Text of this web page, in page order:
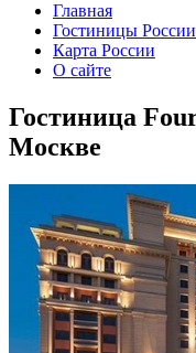
Главная
Гостиницы России
Карта России
О сайте
Гостиница
Москве